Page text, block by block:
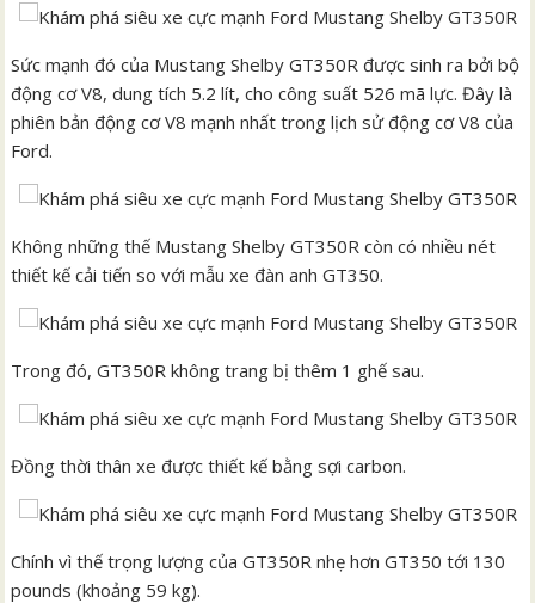
Sức mạnh đó của Mustang Shelby GT350R được sinh ra bởi bộ
động cơ V8, dung tích 5.2 lít, cho công suất 526 mã lực. Đây là
phiên bản động cơ V8 mạnh nhất trong lịch sử động cơ V8 của
Ford.
Không những thế Mustang Shelby GT350R còn có nhiều nét
thiết kế cải tiến so với mẫu xe đàn anh GT350.
Trong đó, GT350R không trang bị thêm 1 ghế sau.
Đồng thời thân xe được thiết kế bằng sợi carbon.
Chính vì thế trọng lượng của GT350R nhẹ hơn GT350 tới 130
pounds (khoảng 59 kg).